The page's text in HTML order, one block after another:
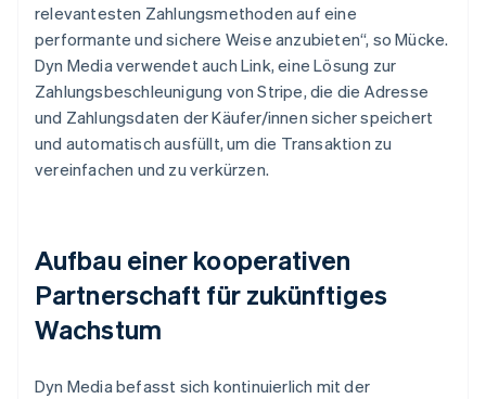
relevantesten Zahlungsmethoden auf eine
performante und sichere Weise anzubieten“, so Mücke.
Dyn Media verwendet auch Link, eine Lösung zur
Zahlungsbeschleunigung von Stripe, die die Adresse
und Zahlungsdaten der Käufer/innen sicher speichert
und automatisch ausfüllt, um die Transaktion zu
vereinfachen und zu verkürzen.
Aufbau einer kooperativen
Partnerschaft für zukünftiges
Wachstum
Dyn Media befasst sich kontinuierlich mit der